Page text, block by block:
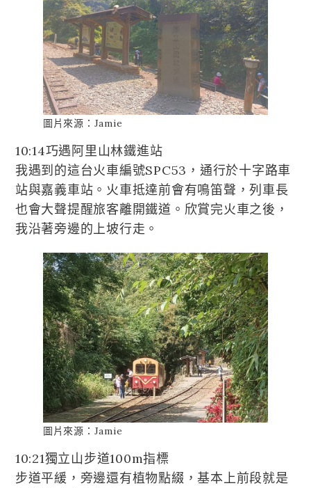
圖片來源：Jamie
10:14巧遇阿里山林鐵進站
我遇到的這台火車編號SPC53，通行於十字路車
站與嘉義車站。火車抵達前會有鳴笛聲，列車長
也會大聲提醒旅客離開鐵道。欣賞完火車之後，
我沿著旁邊的上坡行走。
圖片來源：Jamie
10:21獨立山步道100m指標
步道平緩，旁邊還有植物點綴，基本上前段就是